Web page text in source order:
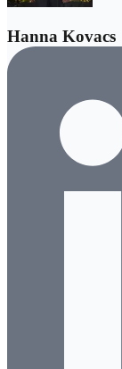
Hanna Kovacs